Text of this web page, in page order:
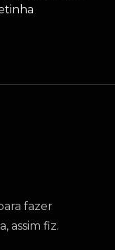
fazer
assim fiz.